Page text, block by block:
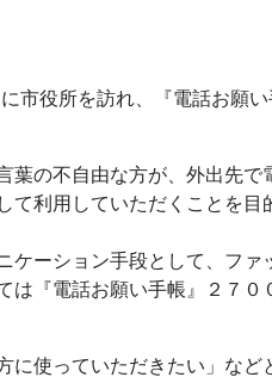
市役所を訪れ、『電話お願
の不自由な方が、外出先
利用していただくことを
ーション手段として、フ
『電話お願い手帳』２７
使っていただきたい」など